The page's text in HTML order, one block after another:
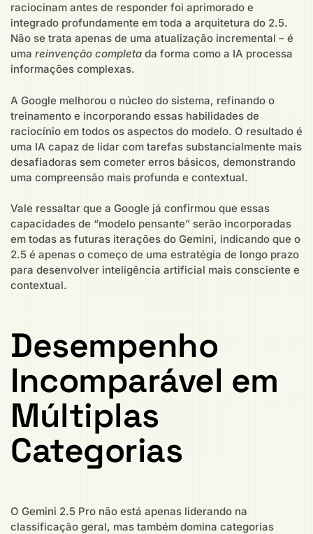
raciocinam antes de responder foi aprimorado e
integrado profundamente em toda a arquitetura do 2.5.
Não se trata apenas de uma atualização incremental – é
uma reinvenção completa da forma como a IA processa
informações complexas.
A Google melhorou o núcleo do sistema, refinando o
treinamento e incorporando essas habilidades de
raciocínio em todos os aspectos do modelo. O resultado é
uma IA capaz de lidar com tarefas substancialmente mais
desafiadoras sem cometer erros básicos, demonstrando
uma compreensão mais profunda e contextual.
Vale ressaltar que a Google já confirmou que essas
capacidades de “modelo pensante” serão incorporadas
em todas as futuras iterações do Gemini, indicando que o
2.5 é apenas o começo de uma estratégia de longo prazo
para desenvolver inteligência artificial mais consciente e
contextual.
Desempenho
Incomparável em
Múltiplas
Categorias
O Gemini 2.5 Pro não está apenas liderando na
classificação geral, mas também domina categorias